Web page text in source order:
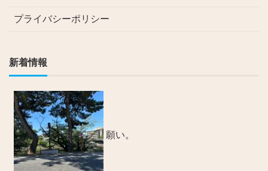
プライバシーポリシー
新着情報
願い。